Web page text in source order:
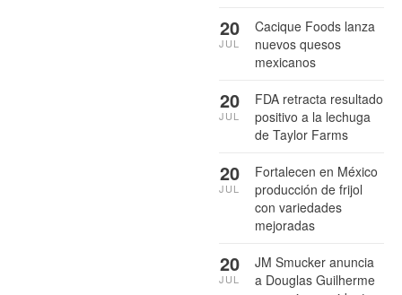
Cacique Foods lanza
nuevos quesos
mexicanos
20
JUL
FDA retracta resultado
positivo a la lechuga
de Taylor Farms
20
JUL
Fortalecen en México
producción de frijol
con variedades
mejoradas
20
JUL
JM Smucker anuncia
a Douglas Guilherme
20
JUL